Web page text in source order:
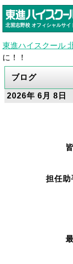
北習志野校 オフィシャルサイ
東進ハイスクール
に！！
ブログ
2026年 6月 8日
担任助